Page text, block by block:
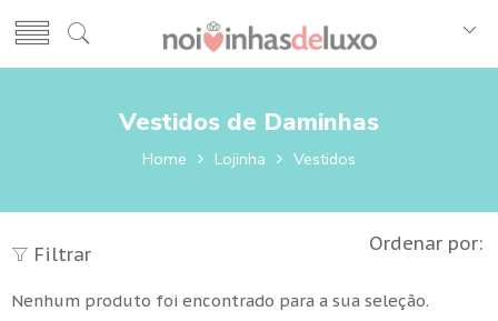
Vestidos de Daminhas
Home Lojinha Vestidos
Filtrar Ordenar por:
Nenhum produto foi encontrado para a sua seleção.